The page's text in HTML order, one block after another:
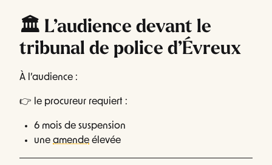
🏛️ L’audience devant le
tribunal de police d’Évreux
À l’audience :
👉 le procureur requiert :
6 mois de suspension
une amende élevée